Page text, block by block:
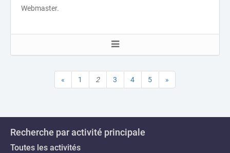
Webmaster.
« 1 2 3 4 5 »
Recherche par activité principale
Toutes les activités